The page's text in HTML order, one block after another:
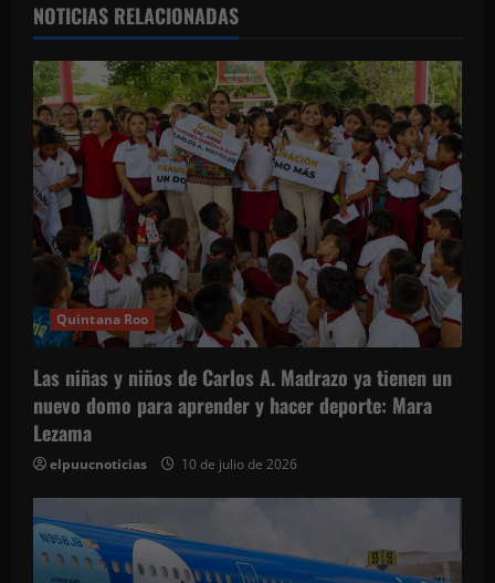
i
ó
n
d
e
e
n
t
r
a
d
a
NOTICIAS RELACIONADAS
Quintana Roo
Las niñas y niños de Carlos A. Madrazo ya tienen un
nuevo domo para aprender y hacer deporte: Mara
Lezama
elpuucnoticias 10 de julio de 2026